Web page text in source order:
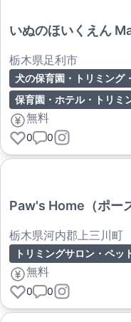
いぬのほいくえん
栃木県足利市
犬の保育園・トリミング
無料
0 0
Paw's Home（ポー
栃木県河内郡上三川町
トリミングサロン・ペッ
無料
0 0